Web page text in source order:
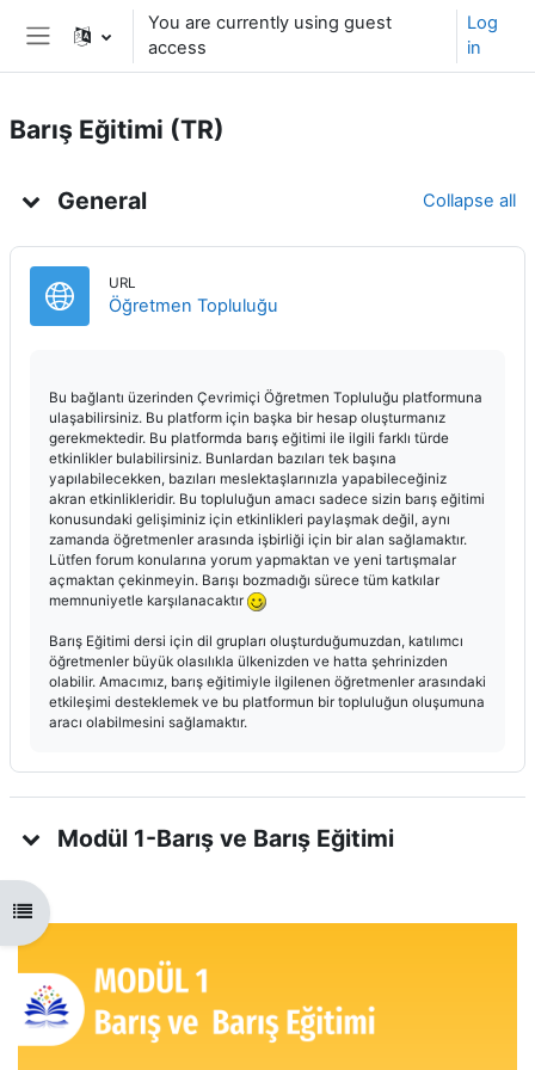
Skip to main content
Side panel
You are currently using guest
access
Log
in
Open course index
Barış Eğitimi (TR)
General Collapse all
URL
Öğretmen Topluluğu
Bu bağlantı üzerinden Çevrimiçi Öğretmen Topluluğu platformuna
ulaşabilirsiniz. Bu platform için başka bir hesap oluşturmanız
gerekmektedir. Bu platformda barış eğitimi ile ilgili farklı türde
etkinlikler bulabilirsiniz. Bunlardan bazıları tek başına
yapılabilecekken, bazıları meslektaşlarınızla yapabileceğiniz
akran etkinlikleridir. Bu topluluğun amacı sadece sizin barış eğitimi
konusundaki gelişiminiz için etkinlikleri paylaşmak değil, aynı
zamanda öğretmenler arasında işbirliği için bir alan sağlamaktır.
Lütfen forum konularına yorum yapmaktan ve yeni tartışmalar
açmaktan çekinmeyin. Barışı bozmadığı sürece tüm katkılar
memnuniyetle karşılanacaktır
Barış Eğitimi dersi için dil grupları oluşturduğumuzdan, katılımcı
öğretmenler büyük olasılıkla ülkenizden ve hatta şehrinizden
olabilir. Amacımız, barış eğitimiyle ilgilenen öğretmenler arasındaki
etkileşimi desteklemek ve bu platformun bir topluluğun oluşumuna
aracı olabilmesini sağlamaktır.
Modül 1-Barış ve Barış Eğitimi